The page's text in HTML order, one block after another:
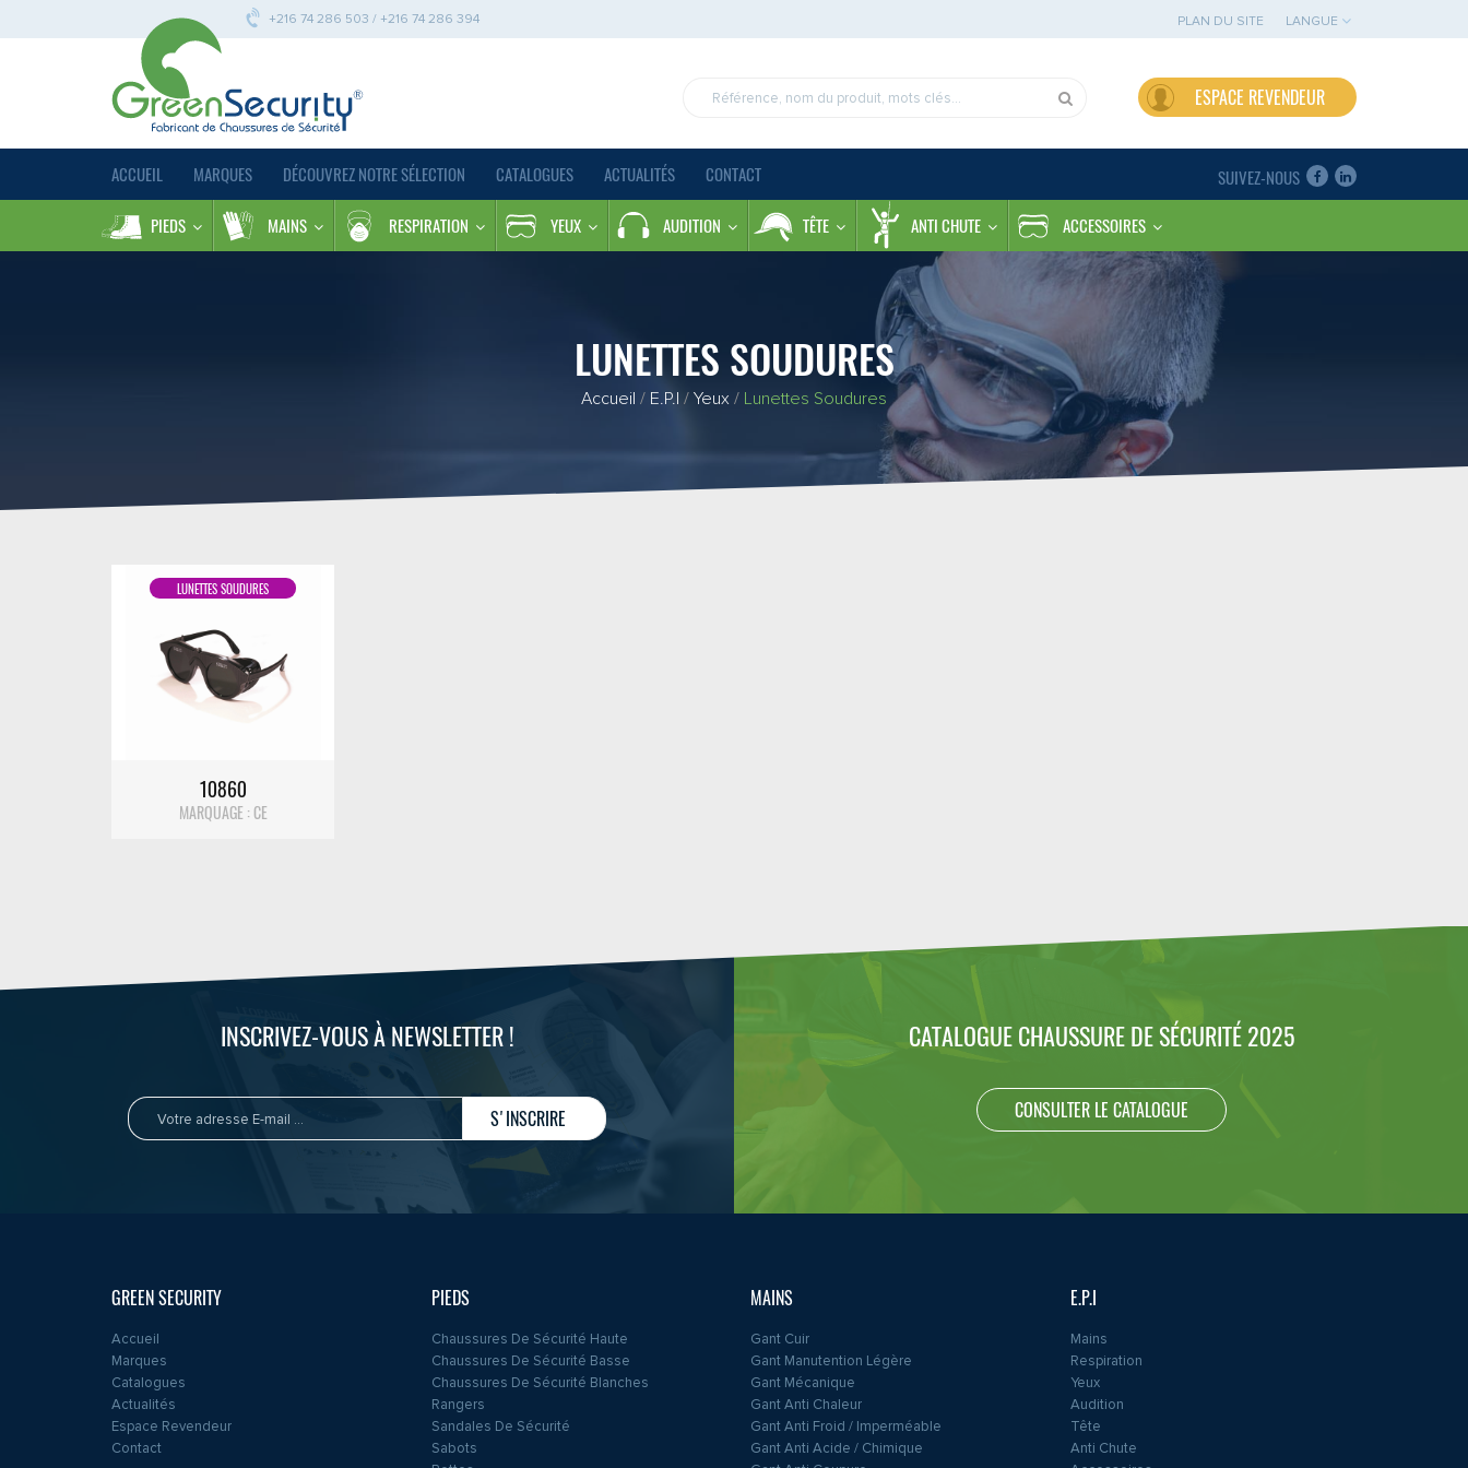
+216 74 286 503 / +216 74 286 394 PLAN DU SITE LANGUE
ESPACE REVENDEUR
ACCUEIL MARQUES DÉCOUVREZ NOTRE SÉLECTION CATALOGUES ACTUALITÉS CONTACT SUIVEZ-NOUS
PIEDS MAINS RESPIRATION YEUX AUDITION TÊTE ANTI CHUTE ACCESSOIRES
LUNETTES SOUDURES
Accueil / E.P.I / Yeux / Lunettes Soudures
DÉTAIL
LUNETTES SOUDURES
10860
MARQUAGE : CE
INSCRIVEZ-VOUS À NEWSLETTER !
S'INSCRIRE
CATALOGUE CHAUSSURE DE SÉCURITÉ 2025
CONSULTER LE CATALOGUE
GREEN SECURITY
Accueil
Marques
Catalogues
Actualités
Espace Revendeur
Contact
PIEDS
Chaussures De Sécurité Haute
Chaussures De Sécurité Basse
Chaussures De Sécurité Blanches
Rangers
Sandales De Sécurité
Sabots
MAINS
Gant Cuir
Gant Manutention Légère
Gant Mécanique
Gant Anti Chaleur
Gant Anti Froid / Imperméable
Gant Anti Acide / Chimique
E.P.I
Mains
Respiration
Yeux
Audition
Tête
Anti Chute